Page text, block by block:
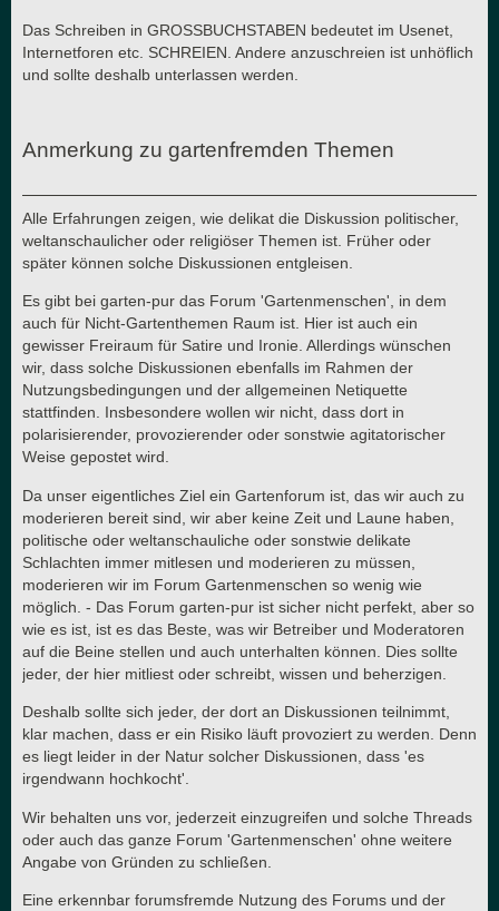
Das Schreiben in GROSSBUCHSTABEN bedeutet im Usenet,
Internetforen etc. SCHREIEN. Andere anzuschreien ist unhöflich
und sollte deshalb unterlassen werden.
Anmerkung zu gartenfremden Themen
Alle Erfahrungen zeigen, wie delikat die Diskussion politischer,
weltanschaulicher oder religiöser Themen ist. Früher oder
später können solche Diskussionen entgleisen.
Es gibt bei garten-pur das Forum 'Gartenmenschen', in dem
auch für Nicht-Gartenthemen Raum ist. Hier ist auch ein
gewisser Freiraum für Satire und Ironie. Allerdings wünschen
wir, dass solche Diskussionen ebenfalls im Rahmen der
Nutzungsbedingungen und der allgemeinen Netiquette
stattfinden. Insbesondere wollen wir nicht, dass dort in
polarisierender, provozierender oder sonstwie agitatorischer
Weise gepostet wird.
Da unser eigentliches Ziel ein Gartenforum ist, das wir auch zu
moderieren bereit sind, wir aber keine Zeit und Laune haben,
politische oder weltanschauliche oder sonstwie delikate
Schlachten immer mitlesen und moderieren zu müssen,
moderieren wir im Forum Gartenmenschen so wenig wie
möglich. - Das Forum garten-pur ist sicher nicht perfekt, aber so
wie es ist, ist es das Beste, was wir Betreiber und Moderatoren
auf die Beine stellen und auch unterhalten können. Dies sollte
jeder, der hier mitliest oder schreibt, wissen und beherzigen.
Deshalb sollte sich jeder, der dort an Diskussionen teilnimmt,
klar machen, dass er ein Risiko läuft provoziert zu werden. Denn
es liegt leider in der Natur solcher Diskussionen, dass 'es
irgendwann hochkocht'.
Wir behalten uns vor, jederzeit einzugreifen und solche Threads
oder auch das ganze Forum 'Gartenmenschen' ohne weitere
Angabe von Gründen zu schließen.
Eine erkennbar forumsfremde Nutzung des Forums und der